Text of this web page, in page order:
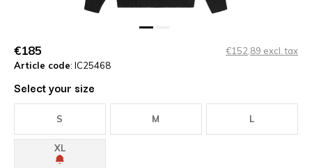
€185
€152,89 excl. tax
Article code: IC25468
Select your size
S M L
XL